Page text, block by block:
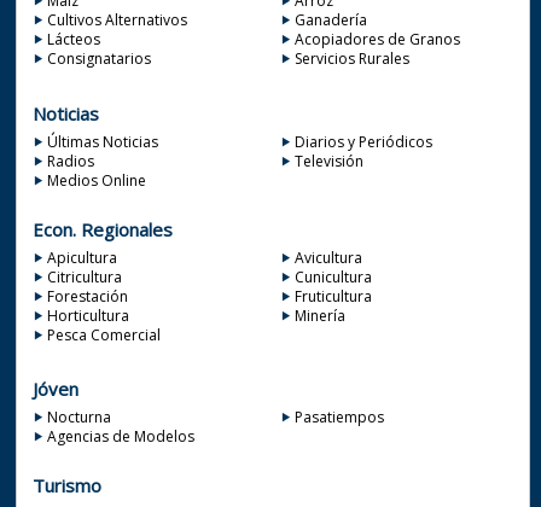
Cultivos Alternativos
Ganadería
Lácteos
Acopiadores de Granos
Consignatarios
Servicios Rurales
Noticias
Últimas Noticias
Diarios y Periódicos
Radios
Televisión
Medios Online
Econ. Regionales
Apicultura
Avicultura
Citricultura
Cunicultura
Forestación
Fruticultura
Horticultura
Minería
Pesca Comercial
Jóven
Nocturna
Pasatiempos
Agencias de Modelos
Turismo